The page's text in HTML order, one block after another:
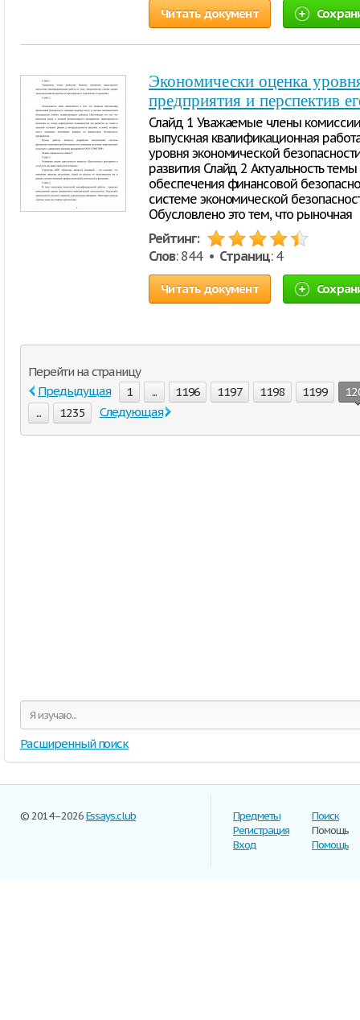
Читать документ
Экономически оценка
предприятия и перспектив
Слайд 1 Уважаемые члены
выпускная квалификационная
уровня экономической
развития Слайд 2 Актуальность
обеспечения финансовой
системе экономической
Обусловлено это тем, что рыночная
Рейтинг:
Слов: 844 • Страниц: 4
Читать документ
Перейти на страницу
Предыдущая
1 ... 1196 1197 1198 1199
...
1235 Следующая
Расширенный поиск
© 2014–2026Essays.club
Предметы
Регистрация
Вход
Поиск
Помощь
Помощь